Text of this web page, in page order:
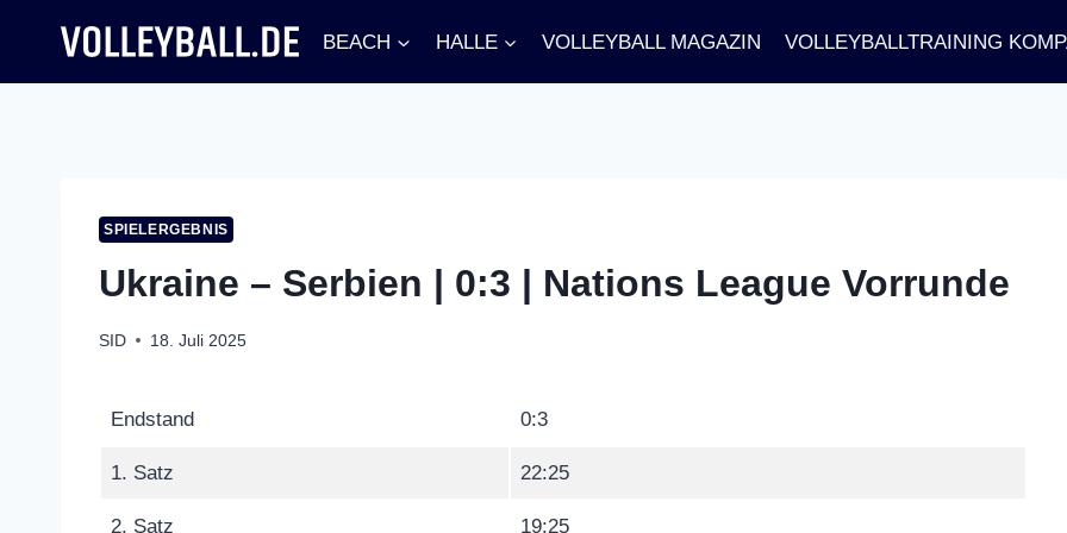
springen
BEACH HALLE VOLLEYBALL MAGAZIN VOLLEYBALLTRAINING
SPIELERGEBNIS
Ukraine – Serbien | 0:3 | Nations League Vorrunde
SID 18. Juli 2025
Endstand 0:3
1. Satz 22:25
2. Satz 19:25